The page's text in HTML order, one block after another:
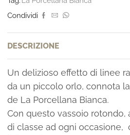
Condividi
DESCRIZIONE
Un delizioso effetto di linee
da un piccolo orlo, connota
de La Porcellana Bianca.
Con questo vassoio rotondo,
di classe ad ogni occasione,